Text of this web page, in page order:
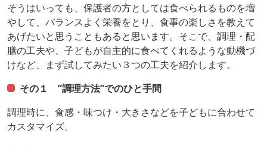
そうはいっても、保護者の方としては食べられるものを増
やして、バランスよく栄養をとり、食事の楽しさを教えて
あげたいと思うこともあると思います。そこで、調理・配
膳の工夫や、子どもが自主的に食べてくれるような動機づ
けなど、まず試してみたい３つの工夫を紹介します。
その１ ”調理方法”でのひと手間
調理時に、食感・味つけ・大きさなどを子どもに合わせて
カスタマイズ。